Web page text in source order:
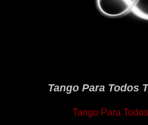
Tango Para Todos
Tango Para